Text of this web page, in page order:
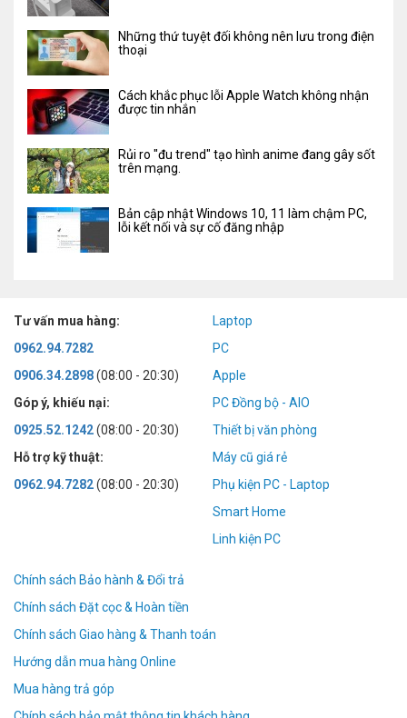
Những thứ tuyệt đối không nên lưu trong điện
thoại
Cách khắc phục lỗi Apple Watch không nhận
được tin nhắn
Rủi ro "đu trend" tạo hình anime đang gây sốt
trên mạng.
Bản cập nhật Windows 10, 11 làm chậm PC,
lỗi kết nối và sự cố đăng nhập
Tư vấn mua hàng:
0962.94.7282
0906.34.2898(08:00 - 20:30)
Góp ý, khiếu nại:
0925.52.1242(08:00 - 20:30)
Hỗ trợ kỹ thuật:
0962.94.7282(08:00 - 20:30)
Laptop
PC
Apple
PC Đồng bộ - AIO
Thiết bị văn phòng
Máy cũ giá rẻ
Phụ kiện PC - Laptop
Smart Home
Linh kiện PC
Chính sách Bảo hành & Đổi trả
Chính sách Đặt cọc & Hoàn tiền
Chính sách Giao hàng & Thanh toán
Hướng dẫn mua hàng Online
Mua hàng trả góp